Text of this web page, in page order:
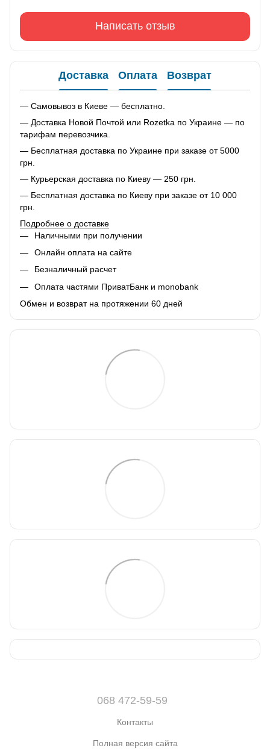
Написать отзыв
Доставка Оплата Возврат
— Самовывоз в Киеве — бесплатно.
— Доставка Новой Почтой или Rozetka по Украине — по
тарифам перевозчика.
— Бесплатная доставка по Украине при заказе от 5000
грн.
— Курьерская доставка по Киеву — 250 грн.
— Бесплатная доставка по Киеву при заказе от 10 000
грн.
Подробнее о доставке
Наличными при получении
Онлайн оплата на сайте
Безналичный расчет
Оплата частями ПриватБанк и monobank
Обмен и возврат на протяжении 60 дней
068 472-59-59
Контакты
Полная версия сайта